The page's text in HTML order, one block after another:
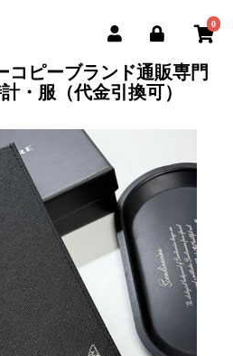
0
コピーブランド通販専門
・服（代金引換可）